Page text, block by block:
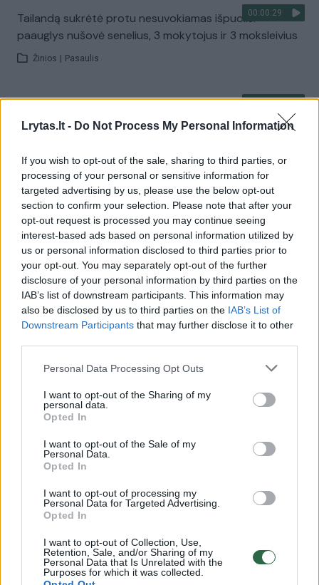
Lrytas.lt - Do Not Process My Personal Information
If you wish to opt-out of the sale, sharing to third parties, or
processing of your personal or sensitive information for
targeted advertising by us, please use the below opt-out
section to confirm your selection. Please note that after your
opt-out request is processed you may continue seeing
interest-based ads based on personal information utilized by
us or personal information disclosed to third parties prior to
your opt-out. You may separately opt-out of the further
disclosure of your personal information by third parties on the
IAB’s list of downstream participants. This information may
also be disclosed by us to third parties on the IAB’s List of
Downstream Participants that may further disclose it to other
Personal Data Processing Opt Outs
I want to opt-out of the Sharing of my
personal data.
Opted In
I want to opt-out of the Sale of my
Personal Data.
Opted In
I want to opt-out of processing my
Personal Data for Targeted Advertising.
Opted In
I want to opt-out of Collection, Use,
Retention, Sale, and/or Sharing of my
Personal Data that Is Unrelated with the
Purposes for which it was collected.
00:00:29
Tailandą sukrėtė protu nesuvokiamas išpuolis:
paauglys nušovė senelius, 3 mokytojus ir 3 moksleivius
Žinios Pasaulis
00:02:08
apgynė čempionų vardą
Visi įrašai
Žiūrimiausi įrašai
00:00:30
Vaizdai iš tragiškos avarijos Vilniaus r.: dviejų moterų ir
vaiko gyvybių išgelbėti nepavyko
00:00:57
Savaitės vidurys nusimato karštas: temperatūra kils iki
32 laipsnių šilumos
Žinios | Orai
00:00:59
Nufilmavo, kaip patvino Vilniaus Vakarinis aplinkkelis:
vaizdas pribloškia